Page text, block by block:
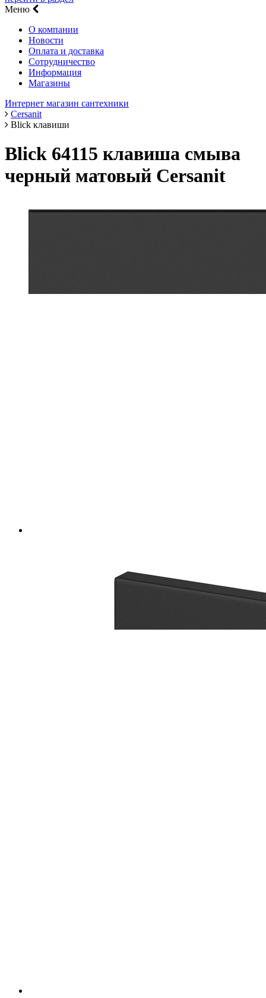
Меню
О компании
Новости
Оплата и доставка
Сотрудничество
Информация
Магазины
Интернет магазин сантехники
Cersanit
Blick клавиши
Blick 64115 клавиша смыва
черный матовый Cersanit